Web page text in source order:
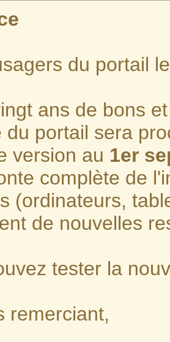
du portail
ans de bons
du portail sera
version au 1er
complète de
(ordinateurs,
de nouvelles
tester la
remerciant,